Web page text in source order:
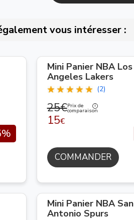
vous intéresser :
Mini Panier NBA Los
Angeles Lakers
(2)
25€Prix de
comparaison
15€
COMMANDER
Mini Panier NBA San
Antonio Spurs